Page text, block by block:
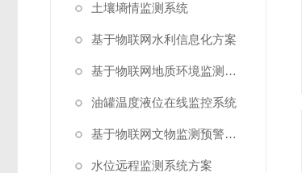
土壤墒情监测系统
基于物联网水利信息化方案
基于物联网地质环境监测预警方案
油罐温度液位在线监控系统
基于物联网文物监测预警解决方案
水位远程监测系统方案